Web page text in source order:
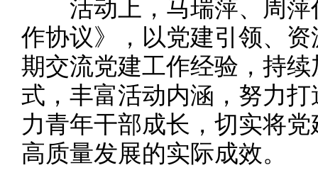
活动上，马瑞萍、周萍
作协议》，以党建引领、
期交流党建工作经验，持
式，丰富活动内涵，努力
力青年干部成长，切实将
高质量发展的实际成效。